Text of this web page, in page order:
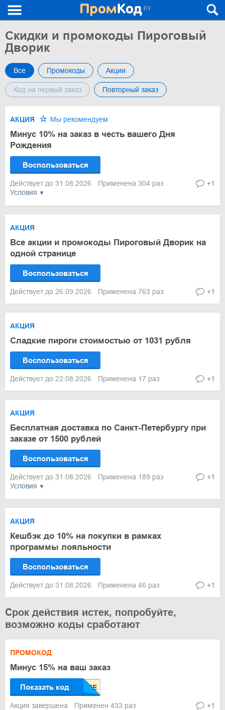
Скидки и промокоды Пироговый
Дворик
Все Промокоды Акции
Код на первый заказ Повторный заказ
Условия
АКЦИЯ Мы рекомендуем
Минус 10% на заказ в честь вашего Дня
Рождения
Воспользоваться
Действует до 31.08.2026 Применена 304 раз +1
АКЦИЯ
Все акции и промокоды Пироговый Дворик на
одной странице
Воспользоваться
Действует до 26.09.2026 Применена 763 раз +1
АКЦИЯ
Сладкие пироги стоимостью от 1031 рубля
Воспользоваться
Действует до 22.08.2026 Применена 17 раз +1
Условия
АКЦИЯ
Бесплатная доставка по Санкт-Петербургу при
заказе от 1500 рублей
Воспользоваться
Действует до 31.08.2026 Применена 189 раз +1
АКЦИЯ
Кешбэк до 10% на покупки в рамках
программы лояльности
Воспользоваться
Действует до 31.08.2026 Применена 46 раз +1
Срок действия истек, попробуйте,
возможно коды сработают
ПРОМОКОД
Минус 15% на ваш заказ
Показать код
Акция завершена Применен 433 раз +1